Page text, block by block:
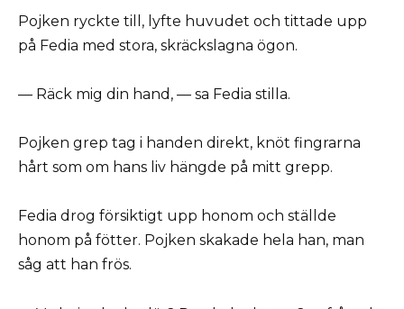
Pojken ryckte till, lyfte huvudet och tittade upp
på Fedia med stora, skräckslagna ögon.
— Räck mig din hand, — sa Fedia stilla.
Pojken grep tag i handen direkt, knöt fingrarna
hårt som om hans liv hängde på mitt grepp.
Fedia drog försiktigt upp honom och ställde
honom på fötter. Pojken skakade hela han, man
såg att han frös.